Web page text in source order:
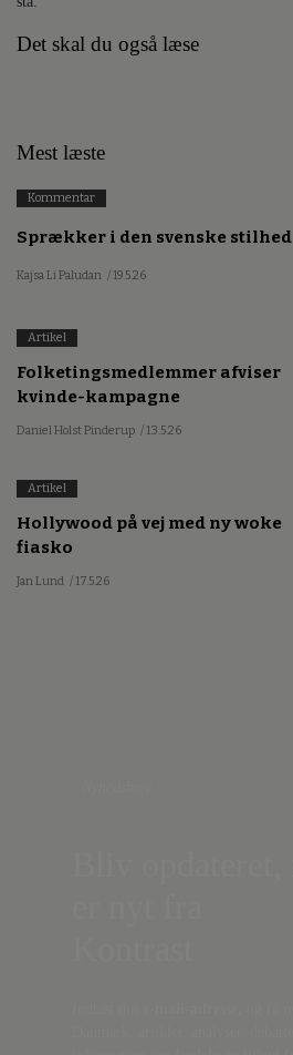
Det skal du også læse
Mest læste
Kommentar
Sprækker i den svenske stilhed
Kajsa Li Paludan / 19.5.26
Artikel
Folketingsmedlemmer afviser
kvinde-kampagne
Daniel Holst Pinderup / 13.5.26
Artikel
Hollywood på vej med ny woke
fiasko
Jan Lund / 17.5.26